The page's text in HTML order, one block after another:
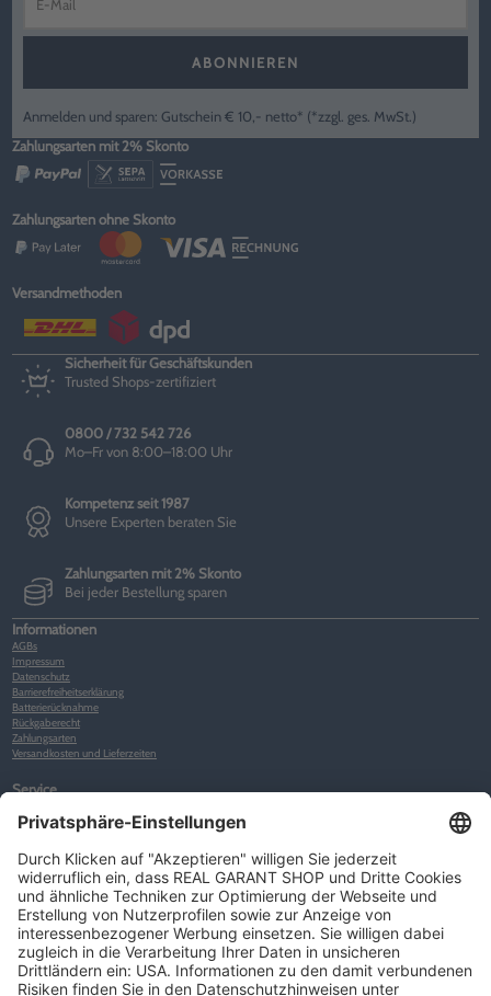
ABONNIEREN
Anmelden und sparen: Gutschein € 10,- netto* (*zzgl. ges. MwSt.)
Zahlungsarten mit 2% Skonto
Zahlungsarten ohne Skonto
Versandmethoden
Sicherheit für Geschäftskunden
Trusted Shops-zertifiziert
0800 / 732 542 726
Mo–Fr von 8:00–18:00 Uhr
Kompetenz seit 1987
Unsere Experten beraten Sie
Zahlungsarten mit 2% Skonto
Bei jeder Bestellung sparen
Informationen
AGBs
Impressum
Datenschutz
Barrierefreiheitserklärung
Batterierücknahme
Rückgaberecht
Zahlungsarten
Versandkosten und Lieferzeiten
Service
Warenkorb
Neues Kunden-Konto anlegen
Newsletter
Kontakt
FAQs
Über uns
Kategorien
Betriebsorganisation (52)
Schlüsselorganisation (140)